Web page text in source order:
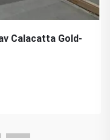
Calacatta Gold-